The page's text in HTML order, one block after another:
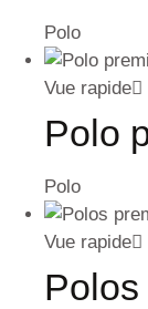
Polo
Vue rapide
Polo
Polo
Vue rapide